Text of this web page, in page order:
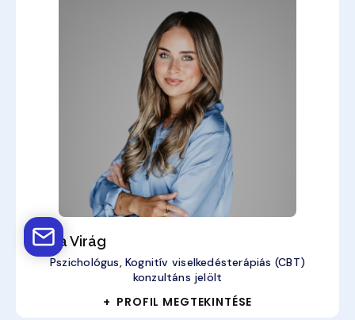
Sánta Virág
Pszichológus, Kognitív viselkedésterápiás (CBT)
konzultáns jelölt
+ PROFIL MEGTEKINTÉSE